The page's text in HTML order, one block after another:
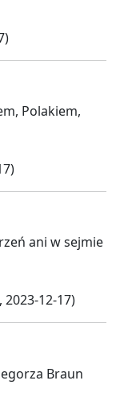
Polakiem,
ani w sejmie
2023-12-17)
Braun